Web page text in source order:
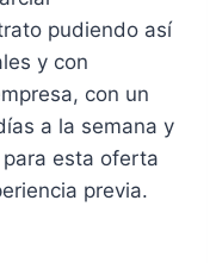
pudiendo así
y con
con un
a la semana y
esta oferta
previa.